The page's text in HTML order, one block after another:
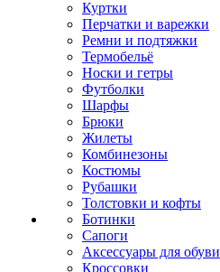
Куртки
Перчатки и варежки
Ремни и подтяжки
Термобельё
Носки и гетры
Футболки
Шарфы
Брюки
Жилеты
Комбинезоны
Костюмы
Рубашки
Толстовки и кофты
Ботинки
Сапоги
Аксессуары для обуви
Кроссовки